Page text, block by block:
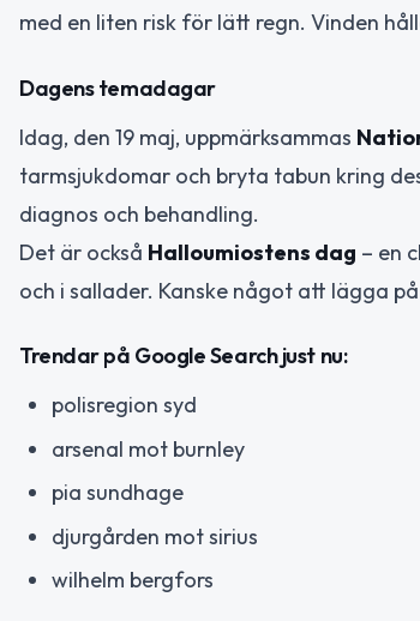
med en liten risk för lätt regn. Vinden
Dagens temadagar
Idag, den 19 maj, uppmärksammas
tarmsjukdomar och bryta tabun kring
diagnos och behandling.
Det är också Halloumiostens dag – en
och i sallader. Kanske något att lägga
Trendar på Google Search just nu:
polisregion syd
arsenal mot burnley
pia sundhage
djurgården mot sirius
wilhelm bergfors